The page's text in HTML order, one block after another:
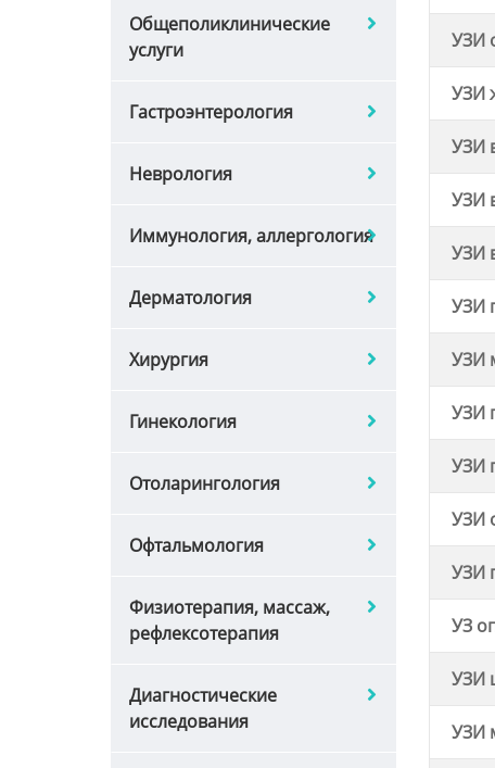
общеполиклинические
услуги
гастроэнтерология
неврология
иммунология, аллергология
дерматология
хирургия
гинекология
отоларингология
офтальмология
физиотерапия, массаж,
рефлексотерапия
диагностические
исследования
УЗИ
УЗИ
УЗИ
УЗИ
УЗИ
УЗИ
УЗИ
УЗИ
УЗИ
УЗИ
УЗИ
УЗ
УЗИ
УЗИ